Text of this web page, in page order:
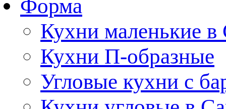
Форма
Кухни маленькие в
Кухни П-образные
Угловые кухни с